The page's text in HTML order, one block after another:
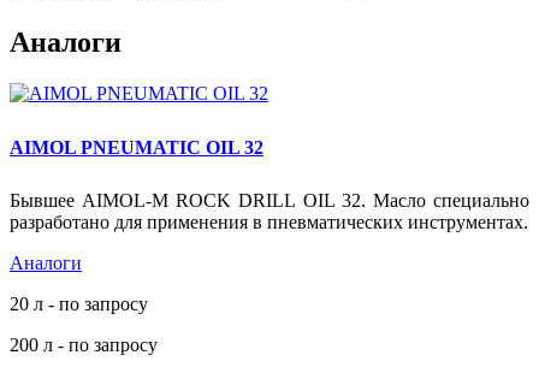
Аналоги
AIMOL PNEUMATIC OIL 32
Бывшее AIMOL-M ROCK DRILL OIL 32. Масло специально
разработано для применения в пневматических инструментах.
Аналоги
20 л - по запросу
200 л - по запросу